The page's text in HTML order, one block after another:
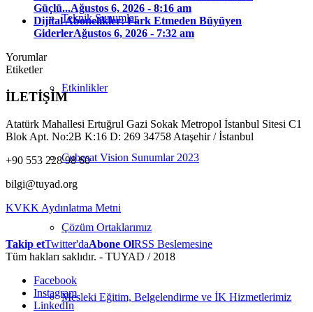
Teknik Sunumlar
Etkinlikler
Cubesat Vision Sunumlar 2023
Çözüm Ortaklarımız
Mesleki Eğitim, Belgelendirme ve İK Hizmetlerimiz
Güçlü...Ağustos 6, 2026 - 8:16 am
Dijital Abonelikler: Fark Etmeden Büyüyen
GiderlerAğustos 6, 2026 - 7:32 am
Yorumlar
Etiketler
İLETİŞİM
Atatürk Mahallesi Ertuğrul Gazi Sokak Metropol İstanbul Sitesi C1
Blok Apt. No:2B K:16 D: 269 34758 Ataşehir / İstanbul
+90 553 228 98 60
bilgi@tuyad.org
KVKK Aydınlatma Metni
Takip etTwitter'daAbone OlRSS Beslemesine
Tüm hakları saklıdır. - TUYAD / 2018
Facebook
Instagram
LinkedIn